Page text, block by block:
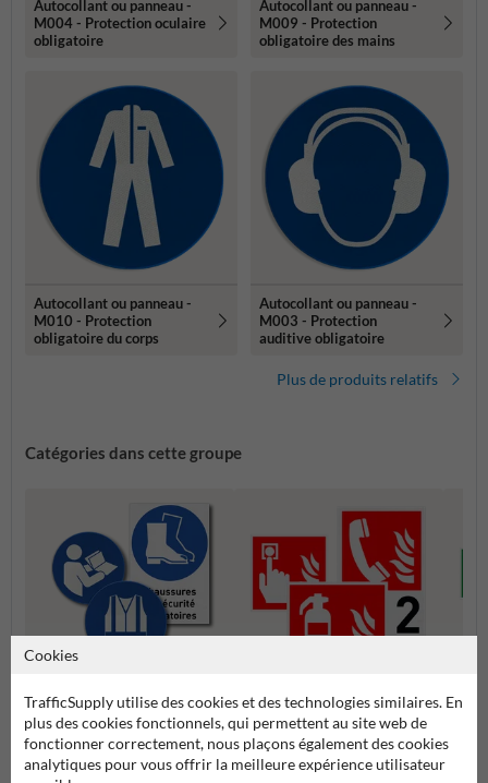
Autocollant ou panneau -
M004 - Protection oculaire
obligatoire
Autocollant ou panneau -
M009 - Protection
obligatoire des mains
Autocollant ou panneau -
M010 - Protection
obligatoire du corps
Autocollant ou panneau -
M003 - Protection
auditive obligatoire
Plus de produits relatifs
Catégories dans cette groupe
Pictogrammes d'obligation
Pictogrammes de lutte contre
l'incendie
Cookies
TrafficSupply utilise des cookies et des technologies similaires. En
plus des cookies fonctionnels, qui permettent au site web de
fonctionner correctement, nous plaçons également des cookies
analytiques pour vous offrir la meilleure expérience utilisateur